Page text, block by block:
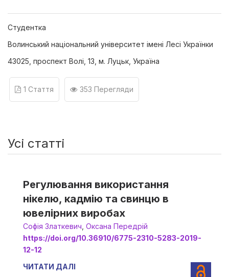
Студентка
Волинський національний університет імені Лесі Українки
43025, проспект Волі, 13, м. Луцьк, Україна
1 Стаття 353 Перегляди
Усі статті
Регулювання використання
нікелю, кадмію та свинцю в
ювелірних виробах
Софія Златкевич Оксана Передрій
https://doi.org/10.36910/6775-2310-5283-2019-
12-12
ЧИТАТИ ДАЛІ